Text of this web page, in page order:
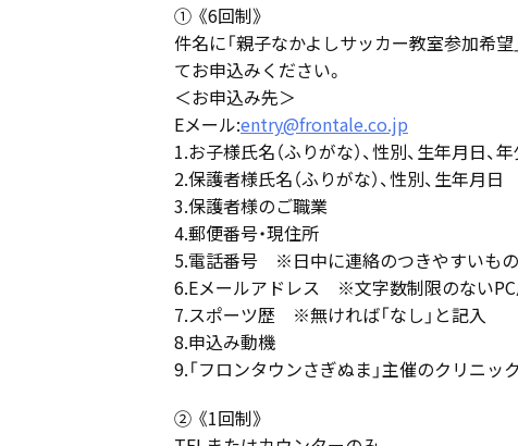
① 《6回制》
件名に「親子なかよしサッカー教室参加希
てお申込みください。
＜お申込み先＞
Eメール:entry@frontale.co.jp
1.お子様氏名（ふりがな）、性別、生年月日、
2.保護者様氏名（ふりがな）、性別、生年月日
3.保護者様のご職業
4.郵便番号・現住所
5.電話番号 ※日中に連絡のつきやすいもの
6.Eメールアドレス ※文字数制限のない
7.スポーツ歴 ※無ければ「なし」と記入
8.申込み動機
9.「フロンタウンさぎぬま」主催のクリニッ
② 《1回制》